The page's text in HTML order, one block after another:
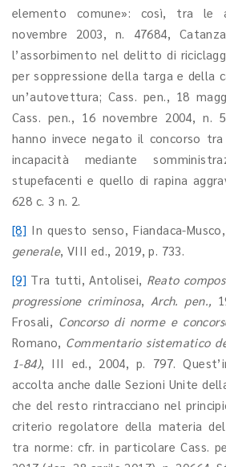
elemento comune»: così, tra le
novembre 2003, n. 47684,
l’assorbimento nel delitto di
per soppressione della targa e della
un’autovettura; Cass. pen., 18
Cass. pen., 16 novembre 2004, n.
hanno invece negato il concorso
incapacità mediante
stupefacenti e quello di rapina
628 c. 3 n. 2.
[8] In questo senso, Fiandaca-Musco,
generale, VIII ed., 2019, p. 733.
[9] Tra tutti, Antolisei, Reato
progressione criminosa, Arch. pen.,
Frosali, Concorso di norme e
Romano, Commentario sistematico
1-84), III ed., 2004, p. 797.
accolta anche dalle Sezioni Unite
che del resto rintracciano nel
criterio regolatore della materia
tra norme: cfr. in particolare Cass.